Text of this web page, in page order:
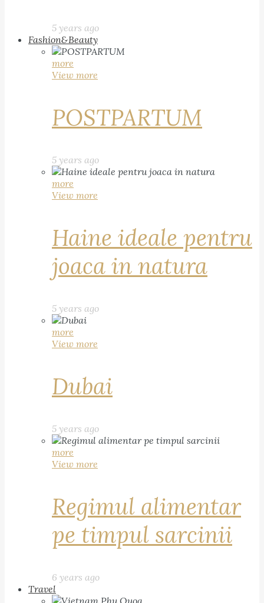
5 years ago
Fashion&Beauty
more
View more
POSTPARTUM
5 years ago
more
View more
Haine ideale pentru
joaca in natura
5 years ago
more
View more
Dubai
5 years ago
more
View more
Regimul alimentar
pe timpul sarcinii
6 years ago
Travel